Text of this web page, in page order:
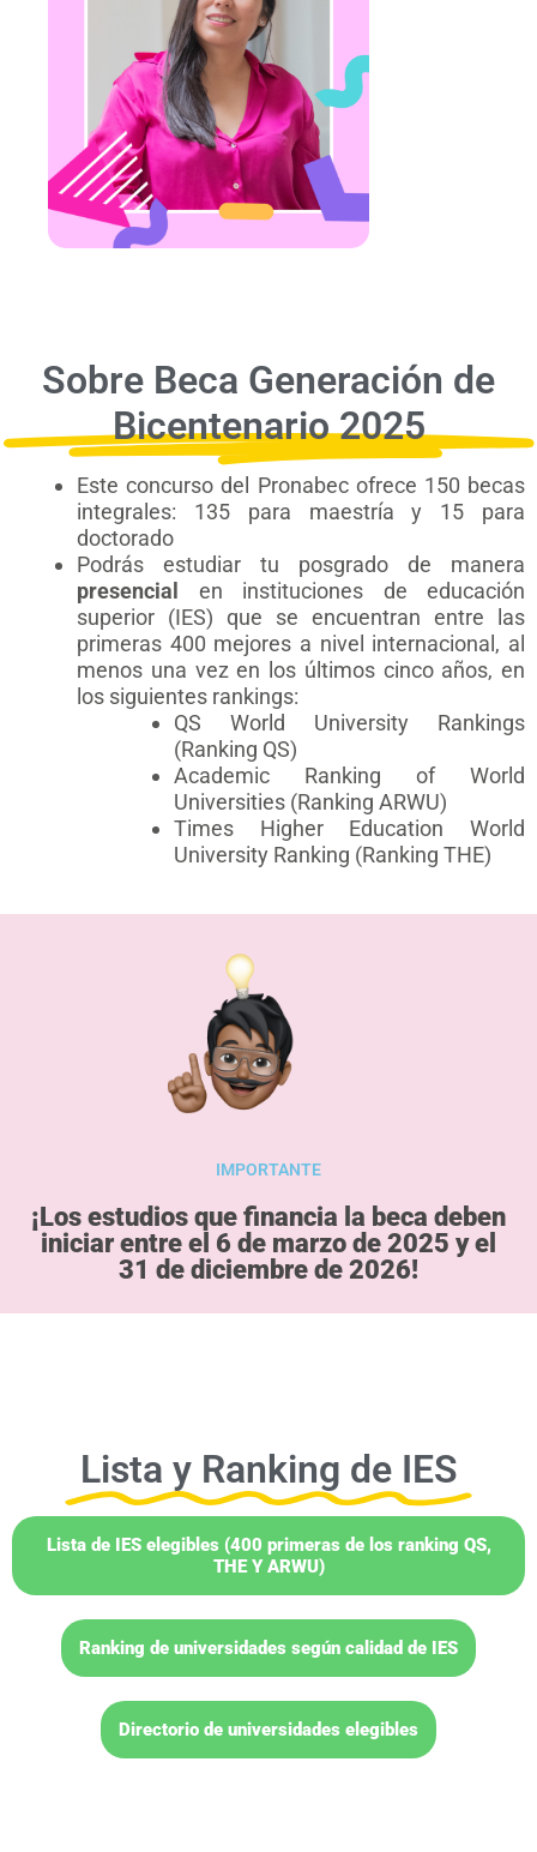
Sobre Beca Generación de
Bicentenario 2025
Este concurso del Pronabec ofrece 150 becas
integrales: 135 para maestría y 15 para
doctorado
Podrás estudiar tu posgrado de manera
presencial
en instituciones de educación
superior (IES) que se encuentran entre las
primeras 400 mejores a nivel internacional, al
menos una vez en los últimos cinco años, en
los siguientes rankings:
QS World University Rankings
(Ranking QS)
Academic Ranking of World
Universities (Ranking ARWU)
Times Higher Education World
University Ranking (Ranking THE)
IMPORTANTE
¡Los estudios que financia la beca deben
iniciar entre el 6 de marzo de 2025 y el
31 de diciembre de 2026!
Lista y Ranking de IES
Lista de IES elegibles (400 primeras de los ranking QS,
THE Y ARWU)
Ranking de universidades según calidad de IES
Directorio de universidades elegibles